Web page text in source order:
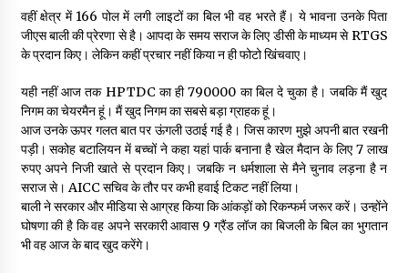
वहीं क्षेत्र में 166 पोल में लगी लाइटों का बिल भी वह भरते हैं। ये भावना उनके पिता
जीएस बाली की प्रेरणा से है। आपदा के समय सराज के लिए डीसी के माध्यम से RTGS
के प्रदान किए। लेकिन कहीं प्रचार नहीं किया न ही फोटो खिंचवाए।
यही नहीं आज तक HPTDC का ही 790000 का बिल दे चुका है। जबकि मैं खुद
निगम का चेयरमैन हूं। मैं खुद निगम का सबसे बड़ा ग्राहक हूं।
आज उनके ऊपर गलत बात पर ऊंगली उठाई गई है। जिस कारण मुझे अपनी बात रखनी
पड़ी। सकोह बटालियन में बच्चों ने कहा यहां पार्क बनाना है खेल मैदान के लिए 7 लाख
रुपए अपने निजी खाते से प्रदान किए। जबकि न धर्मशाला से मैने चुनाव लड़ना है न
सराज से। AICC सचिव के तौर पर कभी हवाई टिकट नहीं लिया।
बाली ने सरकार और मीडिया से आग्रह किया कि आंकड़ों को रिकन्फर्म जरूर करें। उन्होंने
घोषणा की है कि वह अपने सरकारी आवास 9 ग्रैंड लॉज का बिजली के बिल का भुगतान
भी वह आज के बाद खुद करेंगे।